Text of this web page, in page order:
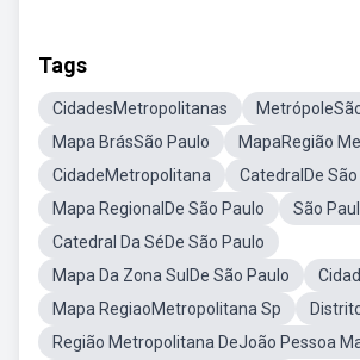
Tags
CidadesMetropolitanas
Mapa BrásSão Paulo
MapaRegião
CidadeMetropolitana
CatedralDe
Mapa RegionalDe São Paulo
São
Catedral Da SéDe São Paulo
Mapa Da Zona SulDe São Paulo
Mapa RegiaoMetropolitana Sp
Região Metropolitana DeJoão Pessoa